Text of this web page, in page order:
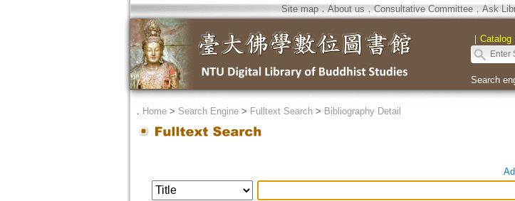
Site map．About us ． Consultative Committee． Ask
｜ Catalog
Search
． Home> Search Engine> Fulltext Search> Bibliography Detail